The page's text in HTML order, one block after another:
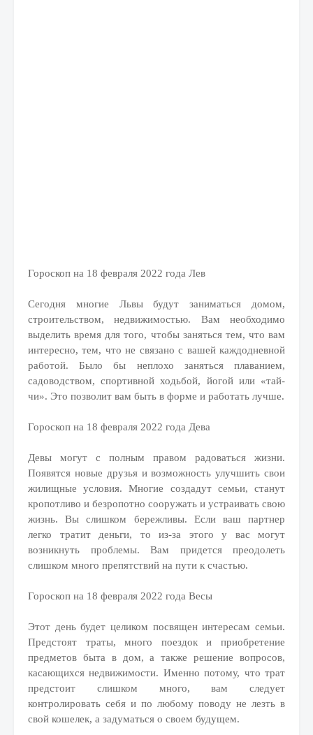
Гороскоп на 18 февраля 2022 года Лев
Сегодня многие Львы будут заниматься домом,
строительством, недвижимостью. Вам необходимо
выделить время для того, чтобы заняться тем, что вам
интересно, тем, что не связано с вашей каждодневной
работой. Было бы неплохо заняться плаванием,
садоводством, спортивной ходьбой, йогой или «тай-
чи». Это позволит вам быть в форме и работать лучше.
Гороскоп на 18 февраля 2022 года Дева
Девы могут с полным правом радоваться жизни.
Появятся новые друзья и возможность улучшить свои
жилищные условия. Многие создадут семьи, станут
кропотливо и безропотно сооружать и устраивать свою
жизнь. Вы слишком бережливы. Если ваш партнер
легко тратит деньги, то из-за этого у вас могут
возникнуть проблемы. Вам придется преодолеть
слишком много препятствий на пути к счастью.
Гороскоп на 18 февраля 2022 года Весы
Этот день будет целиком посвящен интересам семьи.
Предстоят траты, много поездок и приобретение
предметов быта в дом, а также решение вопросов,
касающихся недвижимости. Именно потому, что трат
предстоит слишком много, вам следует
контролировать себя и по любому поводу не лезть в
свой кошелек, а задуматься о своем будущем.